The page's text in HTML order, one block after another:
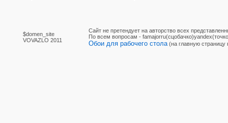
$domen_site
VOVAZLO 2011
Сайт не претендует на авторство всех
По вcем вопросам -
Обои для рабочего стола (на главную страницу